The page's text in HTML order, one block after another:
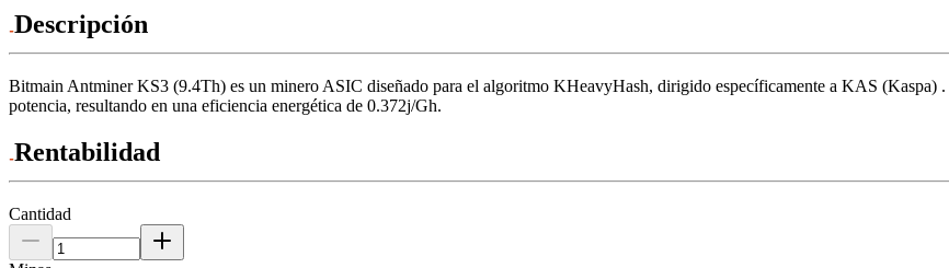
Descripción
Bitmain Antminer KS3 (9.4Th) es un minero ASIC diseñado para el algoritmo KHeavyHash, dirigido específicamente a KAS (Kaspa) .
potencia, resultando en una eficiencia energética de 0.372j/Gh.
Rentabilidad
Cantidad